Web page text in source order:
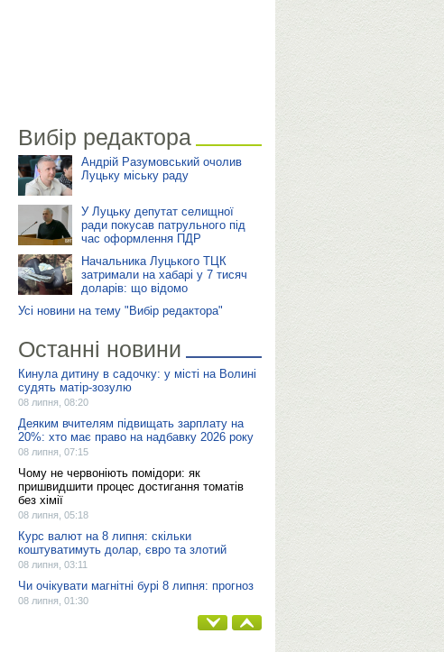
Вибір редактора
Андрій Разумовський очолив
Луцьку міську раду
У Луцьку депутат селищної
ради покусав патрульного під
час оформлення ПДР
Начальника Луцького ТЦК
затримали на хабарі у 7 тисяч
доларів: що відомо
Усі новини на тему "Вибір редактора"
Останні новини
Кинула дитину в садочку: у місті на Волині
судять матір-зозулю
08 липня, 08:20
Деяким вчителям підвищать зарплату на
20%: хто має право на надбавку 2026 року
08 липня, 07:15
Чому не червоніють помідори: як
пришвидшити процес достигання томатів
без хімії
08 липня, 05:18
Курс валют на 8 липня: скільки
коштуватимуть долар, євро та злотий
08 липня, 03:11
Чи очікувати магнітні бурі 8 липня: прогноз
08 липня, 01:30